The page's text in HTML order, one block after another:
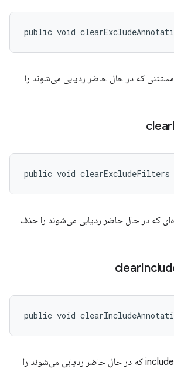
public void
که در حال حاضر ردیابی می‌شوند را
public void
که در حال حاضر ردیابی می‌شوند را حذف
public void
تمام حاشیه‌نویسی‌های include که در حال حاضر ردیابی می‌شوند را